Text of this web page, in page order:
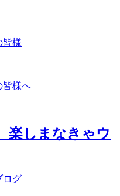
皆様
皆様へ
楽しまなきゃウ
ログ